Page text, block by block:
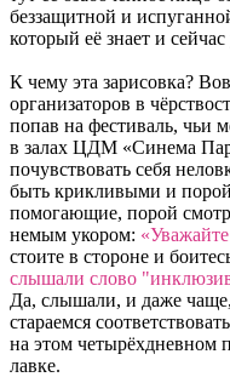
беззащитной и
который её знает и
К чему эта зарисовка?
организаторов в
попав на фестиваль, чьи
в залах ЦДМ «Синема
почувствовать себя
быть крикливыми и
помогающие, порой
немым укором:
стоите в стороне и
слышали слово
Да, слышали, и даже
стараемся
на этом четырёхдневном
лавке.